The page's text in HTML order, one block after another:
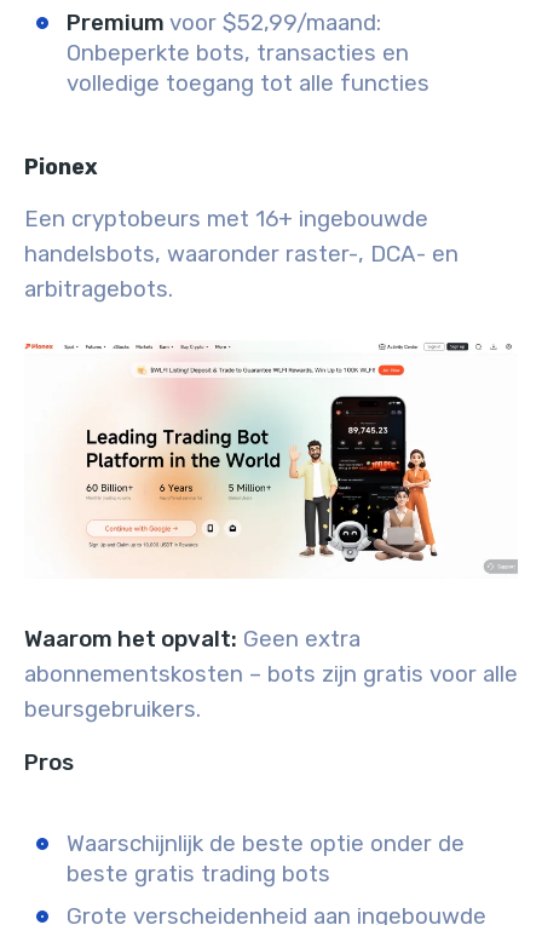
Premium voor $52,99/maand:
Onbeperkte bots, transacties en
volledige toegang tot alle functies
Pionex
Een cryptobeurs met 16+ ingebouwde
handelsbots, waaronder raster-, DCA- en
arbitragebots.
Waarom het opvalt: Geen extra
abonnementskosten – bots zijn gratis voor alle
beursgebruikers.
Pros
Waarschijnlijk de beste optie onder de
beste gratis trading bots
Grote verscheidenheid aan ingebouwde